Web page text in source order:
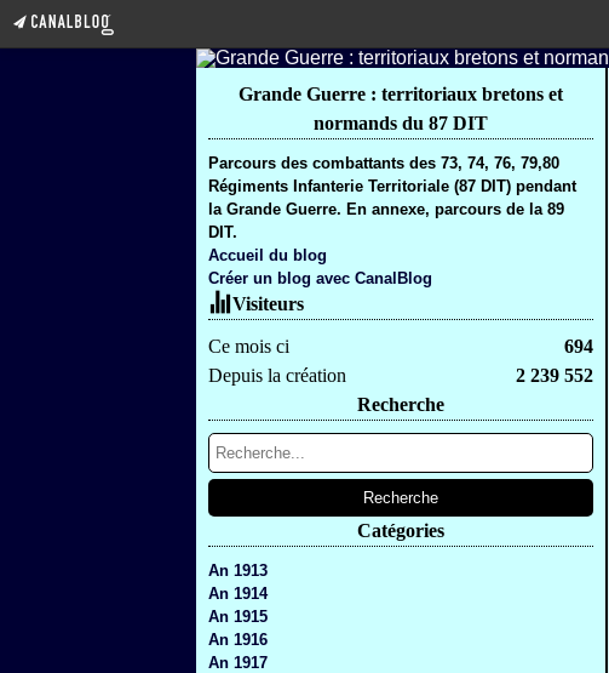
Grande Guerre : territoriaux bretons et
normands du 87 DIT
Parcours des combattants des 73, 74, 76, 79,80
Régiments Infanterie Territoriale (87 DIT) pendant
la Grande Guerre. En annexe, parcours de la 89
DIT.
Accueil du blog
Créer un blog avec CanalBlog
Visiteurs
Ce mois ci
694
Depuis la création
2 239 552
Recherche
Catégories
An 1913
An 1914
An 1915
An 1916
An 1917